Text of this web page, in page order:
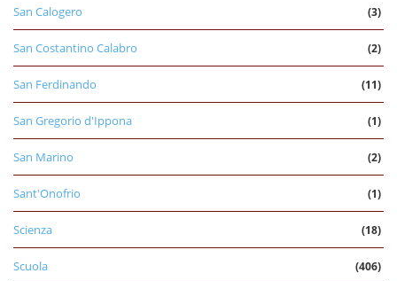
San Calogero (3)
San Costantino Calabro (2)
San Ferdinando (11)
San Gregorio d'Ippona (1)
San Marino (2)
Sant'Onofrio (1)
Scienza (18)
Scuola (406)